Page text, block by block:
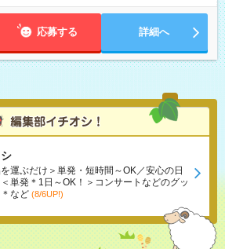
応募する 詳細へ
運ぶだけ＞単発・短時間～OK／安心の日
単発＊1日～OK！＞コンサートなどのグッ
など (8/6UP!)